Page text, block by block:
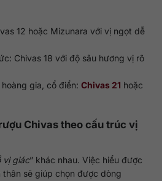
12 hoặc Mizunara với vị ngọt dễ
Chivas 18 với độ sâu hương vị rõ
gia, cổ điển:Chivas 21 hoặc
Chivas theo cấu trúc vị
vị giác” khác nhau. Việc hiểu được
sẽ giúp chọn được dòng